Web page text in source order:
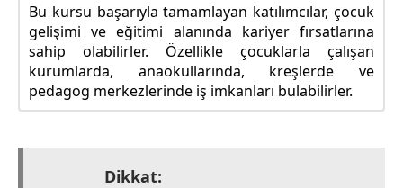
Bu kursu başarıyla tamamlayan katılımcılar, çocuk
gelişimi ve eğitimi alanında kariyer fırsatlarına
sahip olabilirler. Özellikle çocuklarla çalışan
kurumlarda, anaokullarında, kreşlerde ve
pedagog merkezlerinde iş imkanları bulabilirler.
Dikkat: